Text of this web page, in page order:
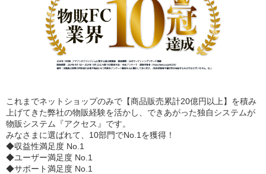
これまでネットショップのみで【商品販売累計20億円以上】を積み
上げてきた弊社の物販経験を活かし、できあがった独自システムが
物販システム『アクセス』です。
みなさまに選ばれて、10部門でNo.1を獲得！
◆収益性満足度 No.1
◆ユーザー満足度 No.1
◆サポート満足度 No.1